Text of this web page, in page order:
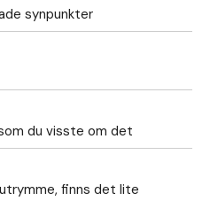
synpunkter
du visste om det
finns det lite